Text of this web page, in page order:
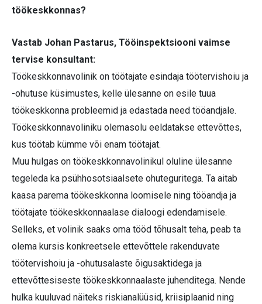
töökeskkonnas?
Vastab Johan Pastarus, Tööinspektsiooni vaimse
tervise konsultant:
Töökeskkonnavolinik on töötajate esindaja töötervishoiu ja
-ohutuse küsimustes, kelle ülesanne on esile tuua
töökeskkonna probleemid ja edastada need tööandjale.
Töökeskkonnavoliniku olemasolu eeldatakse ettevõttes,
kus töötab kümme või enam töötajat.
Muu hulgas on töökeskkonnavolinikul oluline ülesanne
tegeleda ka psühhosotsiaalsete ohuteguritega. Ta aitab
kaasa parema töökeskkonna loomisele ning tööandja ja
töötajate töökeskkonnaala­se dialoogi edendamisele.
Selleks, et volinik saaks oma tööd tõhusalt teha, peab ta
olema kursis konkreetsele ettevõttele rakenduvate
töötervishoiu ja -ohutusalaste õigusaktidega ja
ettevõttesiseste töökeskkonnaalaste juhenditega. Nende
hulka kuuluvad näiteks riskianalüüsid, kriisiplaanid ning